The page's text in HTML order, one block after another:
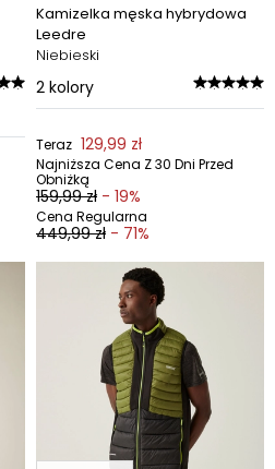
Kamizelka męska hybrydowa
Leedre
Niebieski
2 kolory
Teraz 129,99 zł
Najniższa Cena Z 30 Dni Przed
Obniżką
159,99 zł - 19%
Cena Regularna
449,99 zł - 71%